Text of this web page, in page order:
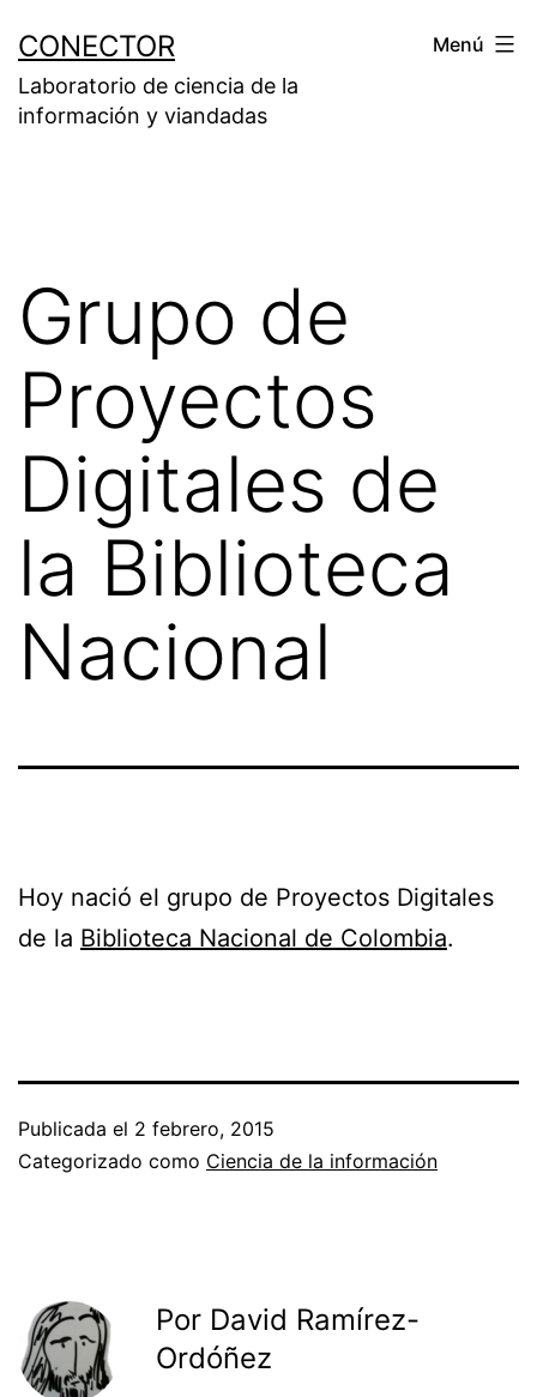
contenido
CONECTOR
Laboratorio de ciencia de la
información y viandadas
Menú
Grupo de
Proyectos
Digitales de
la Biblioteca
Nacional
Hoy nació el grupo de Proyectos Digitales
de la Biblioteca Nacional de Colombia.
Publicada el 2 febrero, 2015
Categorizado como Ciencia de la información
Por David Ramírez-
Ordóñez